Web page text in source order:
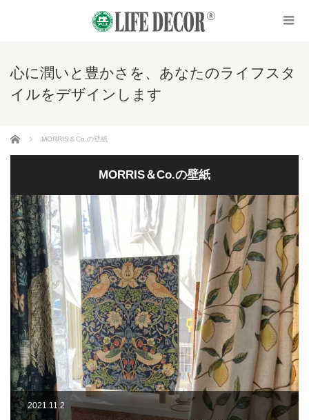
心に潤いと豊かさを、あなたのライフスタ
イルをデザインします
ホーム MORRIS＆Co.の壁紙
MORRIS＆Co.の壁紙
2021.11.2